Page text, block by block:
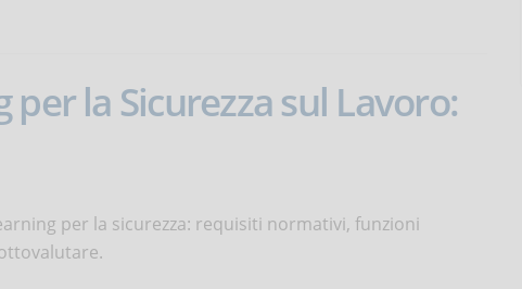
la Sicurezza sul Lavoro:
per la sicurezza: requisiti normativi, funzioni